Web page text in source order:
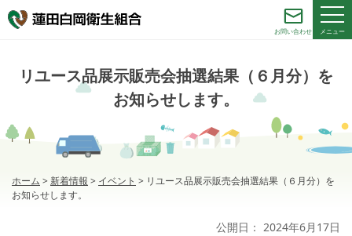
お問い合わせ メニュー
リユース品展示販売会抽選結果（６月分）を
お知らせします。
ホーム > 新着情報 > イベント > リユース品展示販売会抽選結果（６月分）を
お知らせします。
公開日： 2024年6月17日